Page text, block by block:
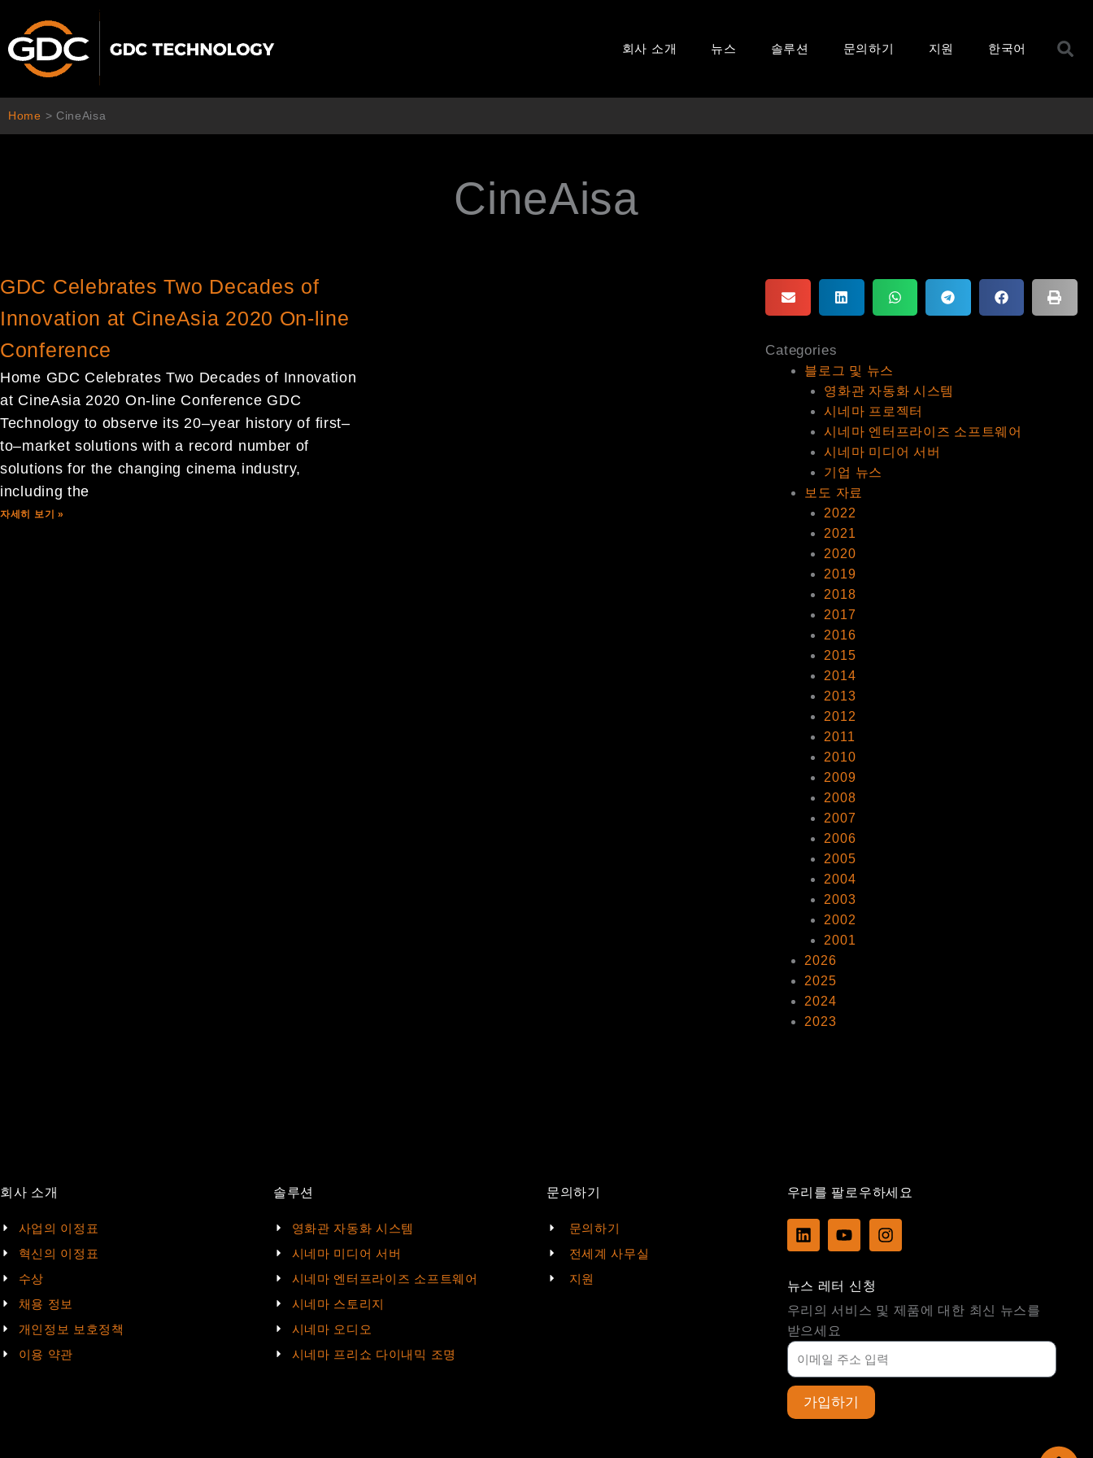
츠
너
뛰
회사 소개 뉴스 솔루션 문의하기 지원 한국어
Home > CineAisa
CineAisa
GDC Celebrates Two Decades of
Innovation at CineAsia 2020 On-line
Conference
Home GDC Celebrates Two Decades of Innovation
at CineAsia 2020 On-line Conference GDC
Technology to observe its 20–year history of first–
to–market solutions with a record number of
solutions for the changing cinema industry,
including the
자세히 보기 »
Categories
블로그 및 뉴스
영화관 자동화 시스템
시네마 프로젝터
시네마 엔터프라이즈 소프트웨어
시네마 미디어 서버
기업 뉴스
보도 자료
2022
2021
2020
2019
2018
2017
2016
2015
2014
2013
2012
2011
2010
2009
2008
2007
2006
2005
2004
2003
2002
2001
2026
2025
2024
2023
회사 소개
사업의 이정표
혁신의 이정표
수상
채용 정보
개인정보 보호정책
이용 약관
솔루션
영화관 자동화 시스템
시네마 미디어 서버
시네마 엔터프라이즈 소프트웨어
시네마 스토리지
시네마 오디오
시네마 프리쇼 다이내믹 조명
문의하기
문의하기
전세계 사무실
지원
우리를 팔로우하세요
L
i
e
d
i
n
Y
o
u
b
I
n
g
r
a
m
뉴스 레터 신청
우리의 서비스 및 제품에 대한 최신 뉴스를
받으세요
가입하기